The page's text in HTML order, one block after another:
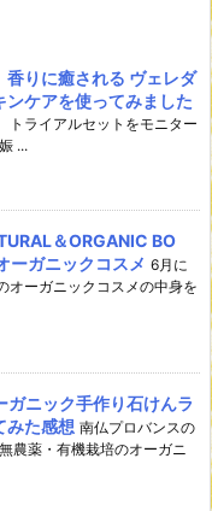
りに癒される ヴェレダ
ンケアを使ってみました
ライアルセットをモニター
...
＆ORGANIC BO
ーガニックコスメ 6月に
オーガニックコスメの中身を
ニック手作り石けんラ
みた感想 南仏プロバンスの
農薬・有機栽培のオーガニ